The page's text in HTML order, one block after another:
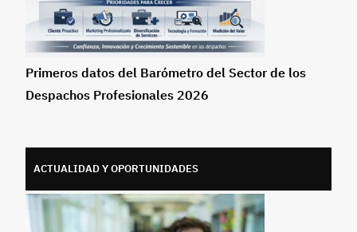
Primeros datos del Barómetro del Sector de los
Despachos Profesionales 2026
ACTUALIDAD Y OPORTUNIDADES